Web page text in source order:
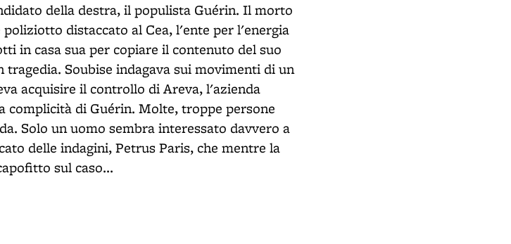
della destra, il populista Guérin. Il morto
distaccato al Cea, l'ente per l'energia
in casa sua per copiare il contenuto del suo
Soubise indagava sui movimenti di un
acquisire il controllo di Areva, l'azienda
complicità di Guérin. Molte, troppe persone
Solo un uomo sembra interessato davvero a
delle indagini, Petrus Paris, che mentre la
sul caso...